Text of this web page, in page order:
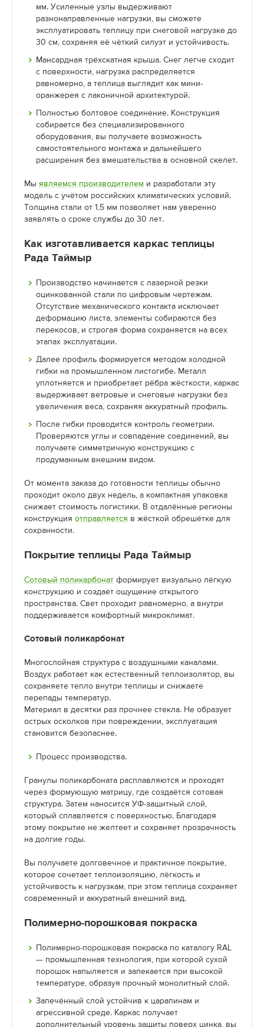
мм. Усиленные узлы выдерживают
разнонаправленные нагрузки, вы сможете
эксплуатировать теплицу при снеговой нагрузке до
30 см, сохраняя её чёткий силуэт и устойчивость.
Мансардная трёхскатная крыша. Снег легче сходит
с поверхности, нагрузка распределяется
равномерно, а теплица выглядит как мини-
оранжерея с лаконичной архитектурой.
Полностью болтовое соединение. Конструкция
собирается без специализированного
оборудования, вы получаете возможность
самостоятельного монтажа и дальнейшего
расширения без вмешательства в основной скелет.
Мы являемся производителем и разработали эту
модель с учётом российских климатических условий.
Толщина стали от 1,5 мм позволяет нам уверенно
заявлять о сроке службы до 30 лет.
Как изготавливается каркас теплицы
Рада Таймыр
Производство начинается с лазерной резки
оцинкованной стали по цифровым чертежам.
Отсутствие механического контакта исключает
деформацию листа, элементы собираются без
перекосов, и строгая форма сохраняется на всех
этапах эксплуатации.
Далее профиль формируется методом холодной
гибки на промышленном листогибе. Металл
уплотняется и приобретает рёбра жёсткости, каркас
выдерживает ветровые и снеговые нагрузки без
увеличения веса, сохраняя аккуратный профиль.
После гибки проводится контроль геометрии.
Проверяются углы и совпадение соединений, вы
получаете симметричную конструкцию с
продуманным внешним видом.
От момента заказа до готовности теплицы обычно
проходит около двух недель, а компактная упаковка
снижает стоимость логистики. В отдалённые регионы
конструкция отправляется в жёсткой обрешётке для
сохранности.
Покрытие теплицы Рада Таймыр
Сотовый поликарбонат формирует визуально лёгкую
конструкцию и создаёт ощущение открытого
пространства. Свет проходит равномерно, а внутри
поддерживается комфортный микроклимат.
Сотовый поликарбонат
Многослойная структура с воздушными каналами.
Воздух работает как естественный теплоизолятор, вы
сохраняете тепло внутри теплицы и снижаете
перепады температур.
Материал в десятки раз прочнее стекла. Не образует
острых осколков при повреждении, эксплуатация
становится безопаснее.
Процесс производства.
Гранулы поликарбоната расплавляются и проходят
через формующую матрицу, где создаётся сотовая
структура. Затем наносится УФ-защитный слой,
который сплавляется с поверхностью. Благодаря
этому покрытие не желтеет и сохраняет прозрачность
на долгие годы.
Вы получаете долговечное и практичное покрытие,
которое сочетает теплоизоляцию, лёгкость и
устойчивость к нагрузкам, при этом теплица сохраняет
современный и аккуратный внешний вид.
Полимерно-порошковая покраска
Полимерно-порошковая покраска по каталогу RAL
— промышленная технология, при которой сухой
порошок напыляется и запекается при высокой
температуре, образуя прочный монолитный слой.
Запечённый слой устойчив к царапинам и
агрессивной среде. Каркас получает
дополнительный уровень защиты поверх цинка, вы